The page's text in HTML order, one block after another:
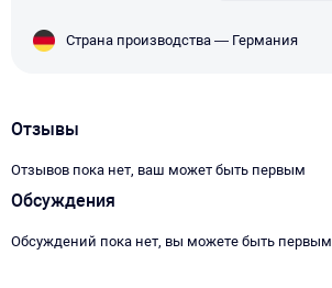
Страна производства — Германия
Отзывы
Отзывов пока нет, ваш может быть первым
Обсуждения
Обсуждений пока нет, вы можете быть первым